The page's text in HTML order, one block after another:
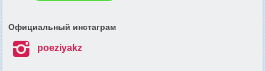
Официальный инстаграм
 poeziyakz